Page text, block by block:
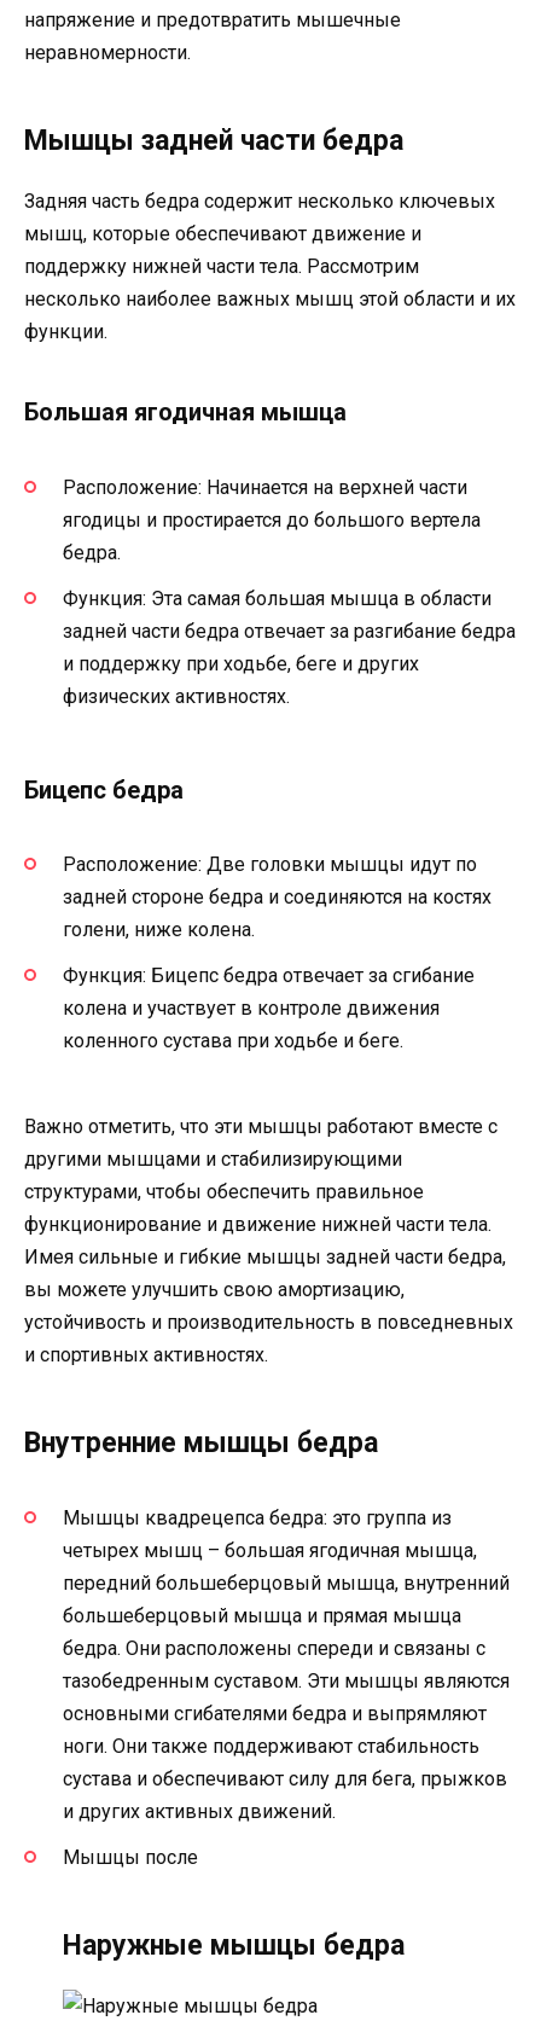
напряжение и предотвратить мышечные
неравномерности.
Мышцы задней части бедра
Задняя часть бедра содержит несколько ключевых
мышц, которые обеспечивают движение и
поддержку нижней части тела. Рассмотрим
несколько наиболее важных мышц этой области и их
функции.
Большая ягодичная мышца
Расположение: Начинается на верхней части
ягодицы и простирается до большого вертела
бедра.
Функция: Эта самая большая мышца в области
задней части бедра отвечает за разгибание бедра
и поддержку при ходьбе, беге и других
физических активностях.
Бицепс бедра
Расположение: Две головки мышцы идут по
задней стороне бедра и соединяются на костях
голени, ниже колена.
Функция: Бицепс бедра отвечает за сгибание
колена и участвует в контроле движения
коленного сустава при ходьбе и беге.
Важно отметить, что эти мышцы работают вместе с
другими мышцами и стабилизирующими
структурами, чтобы обеспечить правильное
функционирование и движение нижней части тела.
Имея сильные и гибкие мышцы задней части бедра,
вы можете улучшить свою амортизацию,
устойчивость и производительность в повседневных
и спортивных активностях.
Внутренние мышцы бедра
Мышцы квадрецепса бедра: это группа из
четырех мышц – большая ягодичная мышца,
передний большеберцовый мышца, внутренний
большеберцовый мышца и прямая мышца
бедра. Они расположены спереди и связаны с
тазобедренным суставом. Эти мышцы являются
основными сгибателями бедра и выпрямляют
ноги. Они также поддерживают стабильность
сустава и обеспечивают силу для бега, прыжков
и других активных движений.
Мышцы после
Наружные мышцы бедра